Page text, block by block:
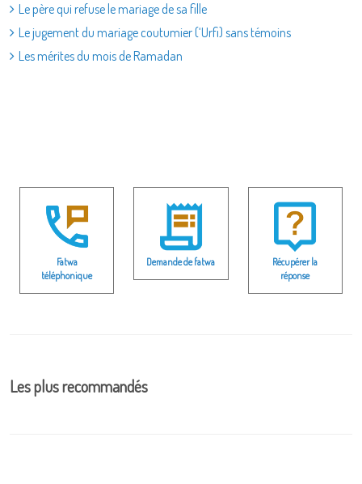
Le père qui refuse le mariage de sa fille
Le jugement du mariage coutumier (‘Urfi) sans témoins
Les mérites du mois de Ramadan
Fatwa
téléphonique
Demande de fatwa
Récupérer la
réponse
Les plus recommandés